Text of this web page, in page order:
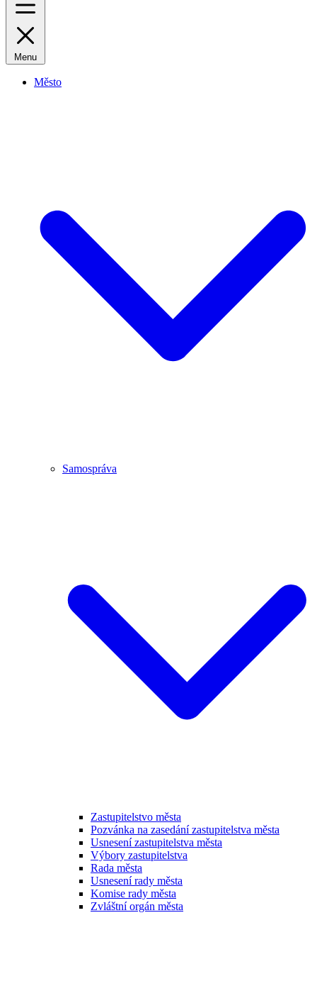
Menu
Město
Samospráva
Zastupitelstvo města
Pozvánka na zasedání zastupitelstva města
Usnesení zastupitelstva města
Výbory zastupitelstva
Rada města
Usnesení rady města
Komise rady města
Zvláštní orgán města